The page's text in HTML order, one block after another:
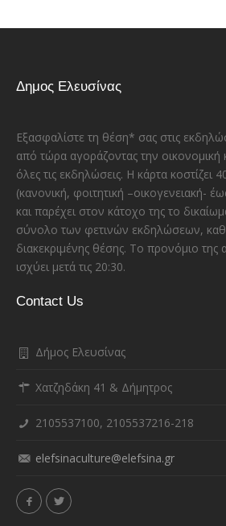
Δημος Ελευσίνας
Εξασφαλίστε τη θέση* σας στις
από τώρα αγοράζοντας την οικονομική
όλες τις εκδηλώσεις. Η κάρτα κοστίζει
(κανονική, φοιτητική –οικογενειακή-
και παρέχει στον κάτοχο της το
σύνολο των φετινών εκδηλώσεων,
διακεκριμένης θέσης. Το προνόμιο της
ισχύει μετά τις 20:30.
Contact Us
Δήμος Ελευσίνας
Χατζηδάκη 41 & Δήμητρος
2105537100, 2105537216-218
elefsinaculture@elefsina.gr